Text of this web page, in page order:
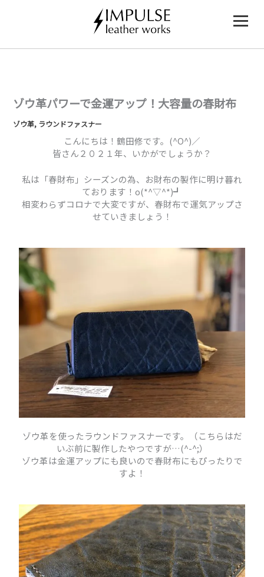
ゾウ革パワーで金運アップ！大容量の春財布
ゾウ革, ラウンドファスナー
こんにちは！鶴田修です。(^O^)／
皆さん２０２１年、いかがでしょうか？
私は「春財布」シーズンの為、お財布の製作に明け暮れ
ております！o(*^▽^*)┛
相変わらずコロナで大変ですが、春財布で運気アップさ
せていきましょう！
ゾウ革を使ったラウンドファスナーです。（こちらはだ
いぶ前に製作したやつですが…(^-^;）
ゾウ革は金運アップにも良いので春財布にもぴったりで
すよ！